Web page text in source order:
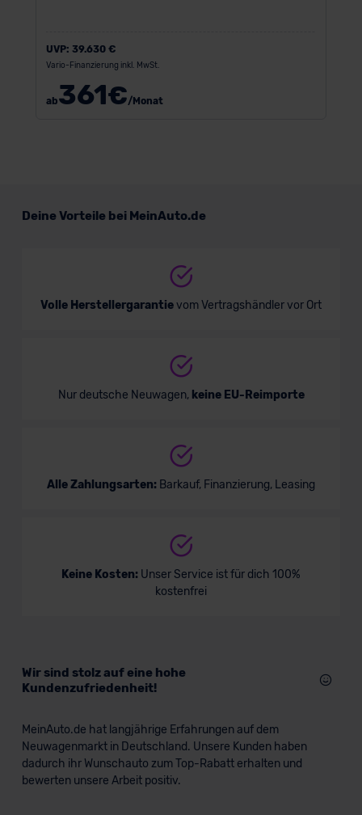
UVP: 39.630 €
Vario-Finanzierung inkl. MwSt.
ab361€/Monat
Deine Vorteile bei MeinAuto.de
Volle Herstellergarantievom Vertragshändler vor Ort
Nur deutsche Neuwagen, keine EU-Reimporte
Alle Zahlungsarten: Barkauf, Finanzierung, Leasing
Keine Kosten: Unser Service ist für dich 100%
kostenfrei
Wir sind stolz auf eine hohe
Kundenzufriedenheit!
MeinAuto.de hat langjährige Erfahrungen auf dem
Neuwagenmarkt in Deutschland. Unsere Kunden haben
dadurch ihr Wunschauto zum Top-Rabatt erhalten und
bewerten unsere Arbeit positiv.